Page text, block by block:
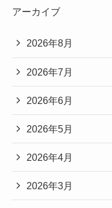
アーカイブ
2026年8月
2026年7月
2026年6月
2026年5月
2026年4月
2026年3月